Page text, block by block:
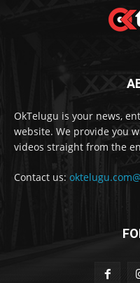
OkTelugu is your news,
website. We provide you
videos straight from the
Contact us: